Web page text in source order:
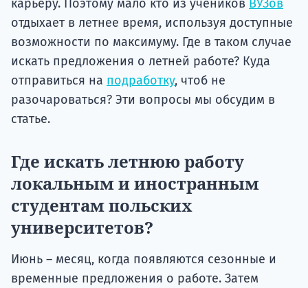
карьеру. Поэтому мало кто из учеников ВУЗов
отдыхает в летнее время, используя доступные
возможности по максимуму. Где в таком случае
искать предложения о летней работе? Куда
отправиться на подработку, чтоб не
разочароваться? Эти вопросы мы обсудим в
статье.
Где искать летнюю работу
локальным и иностранным
студентам польских
университетов?
Июнь – месяц, когда появляются сезонные и
временные предложения о работе. Затем